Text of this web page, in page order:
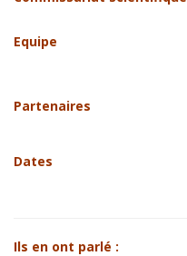
Equipe
Partenaires
Dates
Ils en ont parlé :